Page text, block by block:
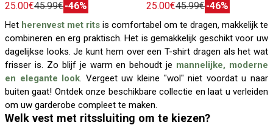
25.00€45.99€-46% 25.00€45.99€-46%
Het herenvest met rits is comfortabel om te dragen, makkelijk te
combineren en erg praktisch. Het is gemakkelijk geschikt voor uw
dagelijkse looks. Je kunt hem over een T-shirt dragen als het wat
frisser is. Zo blijf je warm en behoudt je mannelijke, moderne
en elegante look. Vergeet uw kleine "wol" niet voordat u naar
buiten gaat! Ontdek onze beschikbare collectie en laat u verleiden
om uw garderobe compleet te maken.
Welk vest met ritssluiting om te kiezen?